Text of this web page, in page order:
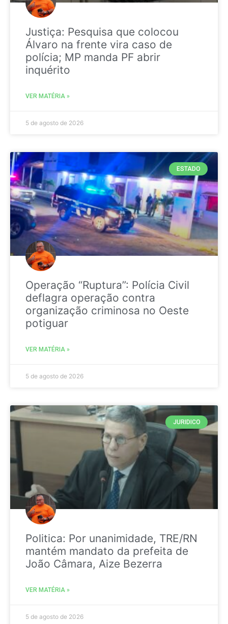
Justiça: Pesquisa que colocou
Álvaro na frente vira caso de
polícia; MP manda PF abrir
inquérito
VER MATÉRIA »
5 de agosto de 2026
ESTADO
Operação “Ruptura”: Polícia Civil
deflagra operação contra
organização criminosa no Oeste
potiguar
VER MATÉRIA »
5 de agosto de 2026
JURIDICO
Politica: Por unanimidade, TRE/RN
mantém mandato da prefeita de
João Câmara, Aize Bezerra
VER MATÉRIA »
5 de agosto de 2026